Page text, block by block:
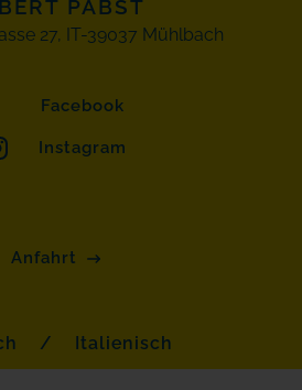
Facebook
Instagram
PABST
27, IT-39037 Mühlbach
Anfahrt
/ Italienisch